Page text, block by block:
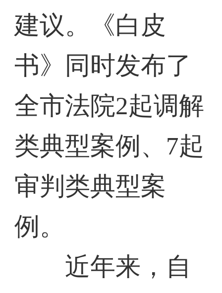
建议。《白皮
书》同时发布了
全市法院2起调解
类典型案例、7起
审判类典型案
例。
近年来，自